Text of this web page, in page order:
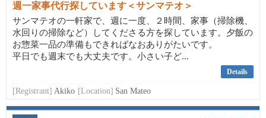
週一家事代行探しています＜サンマテオ＞
サンマテオの一軒家で、週に一度、２時間、家事（掃除機、
水回りの掃除など）してくださる方を探しています。夕飯の
お惣菜一品の準備もできればなおありがたいです。
平日でも週末でも大丈夫です。小さい子ど...
Details
[Registrant] Akiko [Location] San Mateo